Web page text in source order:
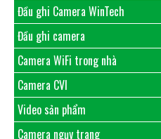
Đầu ghi Camera WinTech
Đầu ghi camera
Camera WiFi trong nhà
Camera CVI
Video sản phẩm
Camera ngụy trang